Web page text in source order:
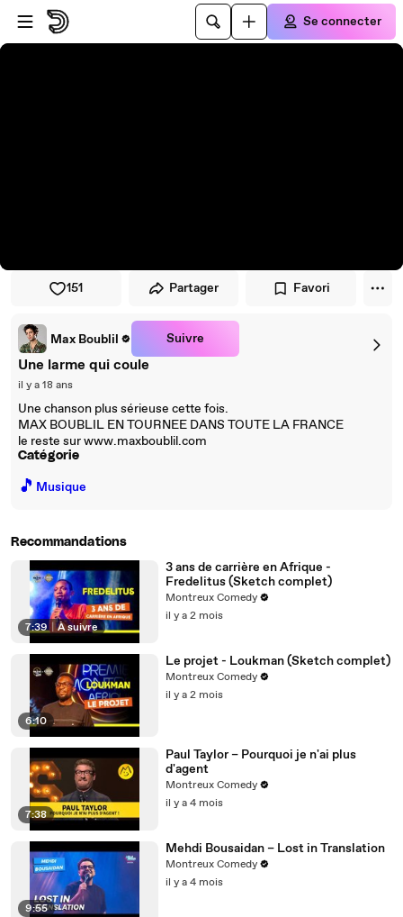
Passer au player
Passer au contenu principal
Se connecter
151 Partager Favori
Max Boublil Suivre
Une larme qui coule
il y a 18 ans
Une chanson plus sérieuse cette fois.
MAX BOUBLIL EN TOURNEE DANS TOUTE LA FRANCE
le reste sur www.maxboublil.com
Catégorie
🎵 Musique
Recommandations
7:39 À suivre
3 ans de carrière en Afrique -
Fredelitus (Sketch complet)
Montreux Comedy
il y a 2 mois
6:10
Le projet - Loukman (Sketch complet)
Montreux Comedy
il y a 2 mois
7:38
Paul Taylor – Pourquoi je n'ai plus
d'agent
Montreux Comedy
il y a 4 mois
9:55
Mehdi Bousaidan – Lost in Translation
Montreux Comedy
il y a 4 mois